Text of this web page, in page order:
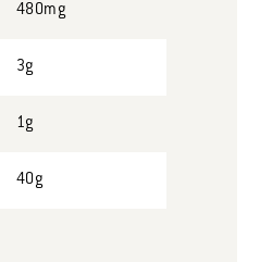
480mg
3g
1g
40g